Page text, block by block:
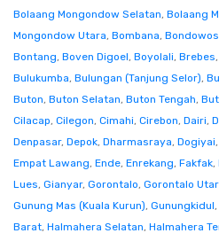
Bolaang Mongondow Selatan, Bolaang
Mongondow Utara, Bombana,
Bontang, Boven Digoel, Boyolali, Brebes,
Bulukumba, Bulungan (Tanjung Selor),
Buton, Buton Selatan, Buton Tengah,
Cilacap, Cilegon, Cimahi, Cirebon, Dairi,
Denpasar, Depok, Dharmasraya, Dogiyai,
Empat Lawang, Ende, Enrekang, Fakfak,
Lues, Gianyar, Gorontalo, Gorontalo
Gunung Mas (Kuala Kurun), Gunungkidul,
Barat, Halmahera Selatan, Halmahera